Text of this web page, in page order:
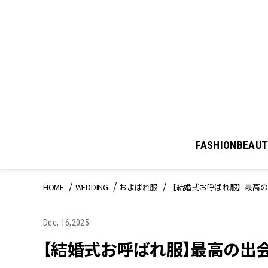
FASHION
HOME WEDDING およばれ服 【結婚式お呼ばれ服】最高
Dec, 16,2025
【結婚式お呼ばれ服】最高の